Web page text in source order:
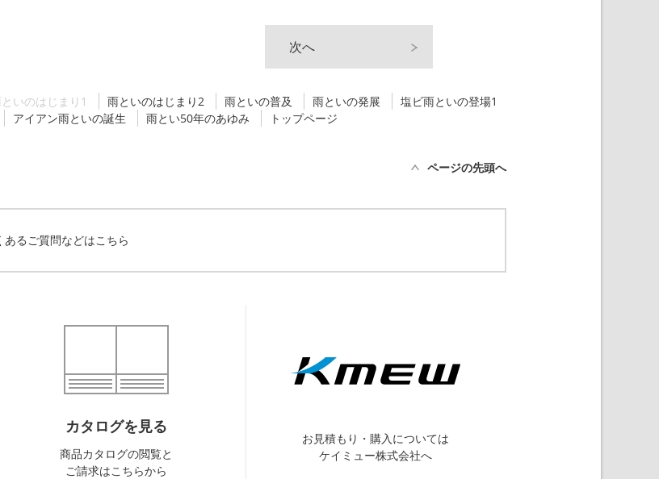
次へ
いのはじまり1 雨といのはじまり2 雨といの普及 雨といの発展
塩ビ雨といの登場1
アイアン雨といの誕生 雨とい50年のあゆみ トップページ
ページの先頭へ
あるご質問などはこちら
カタログを見る
商品カタログの閲覧と
ご請求はこちらから
お見積もり・購入については
ケイミュー株式会社へ